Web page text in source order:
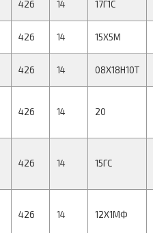
426 14 17Г1С
426 14 15Х5М
426 14 08Х18Н10Т
426 14 20
426 14 15ГС
426 14 12Х1МФ